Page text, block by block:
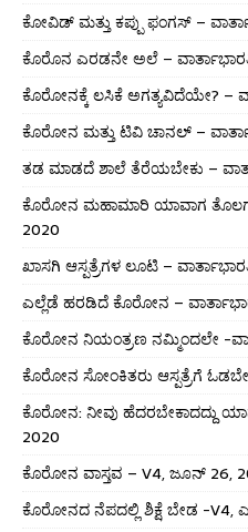
ಕೋವಿಡ್ ಮತ್ತು ಕಪ್ಪು ಫಂಗಸ್ –
ಕೊರೊನ ಎರಡನೇ ಅಲೆ –
ಕೊರೋನಕ್ಕೆ ಲಸಿಕೆ ಅಗತ್ಯವಿದೆಯೇ? –
ಕೊರೋನ ಮತ್ತು ಟಿವಿ ಚಾನಲ್ –
ತಡ ಮಾಡದೆ ಶಾಲೆ ತೆರೆಯಬೇಕು –
ಕೊರೋನ ಮಹಾಮಾರಿ ಯಾವಾಗ
2020
ಖಾಸಗಿ ಆಸ್ಪತ್ರೆಗಳ ಲೂಟಿ –
ಎಲ್ಲೆಡೆ ಹರಡಿದೆ ಕೊರೋನ –
ಕೊರೋನ ನಿಯಂತ್ರಣ ನಮ್ಮಿಂದಲೇ -
ಕೊರೋನ ಸೋಂಕಿತರು ಆಸ್ಪತ್ರೆಗೆ
ಕೊರೋನ: ನೀವು ಹೆದರಬೇಕಾದದ್ದು
2020
ಕೊರೋನ ವಾಸ್ತವ – V4, ಜೂನ್ 26,
ಕೊರೋನದ ನೆಪದಲ್ಲಿ ಶಿಕ್ಷೆ ಬೇಡ -V4,